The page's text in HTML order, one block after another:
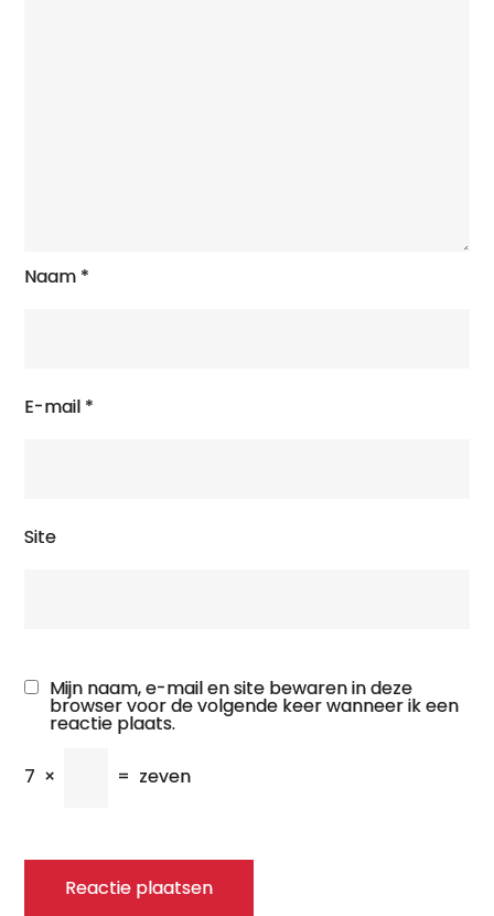
Naam *
E-mail *
Site
Mijn naam, e-mail en site bewaren in deze
browser voor de volgende keer wanneer ik een
reactie plaats.
7 × = zeven